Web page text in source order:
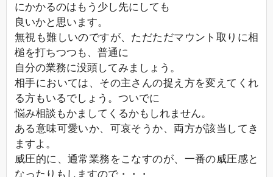
にかかるのはもう少し先にしても
良いかと思います。
無視も難しいのですが、ただただマウント取りに相
槌を打ちつつも、普通に
自分の業務に没頭してみましょう。
相手においては、その主さんの捉え方を変えてくれ
る方もいるでしょう。ついでに
悩み相談もかましてくるかもしれません。
ある意味可愛いか、可哀そうか、両方が該当してき
ますよ。
威圧的に、通常業務をこなすのが、一番の威圧感と
なったりもしますので・・・